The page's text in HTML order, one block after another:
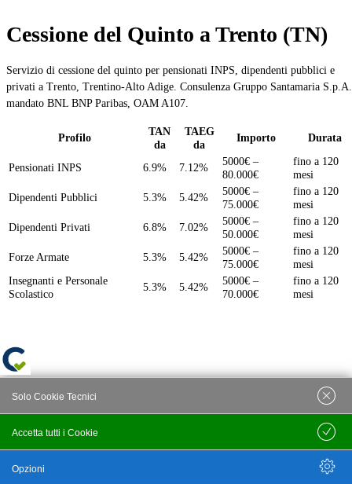
Cessione del Quinto a Trento (TN)
Servizio di cessione del quinto per pensionati INPS, dipendenti pubblici e
privati a Trento, Trentino-Alto Adige. Consulenza Gruppo Santamaria
mandato BNL BNP Paribas, OAM A107.
Profilo
TAN
da
TAEG
da
Importo Durata
Pensionati INPS 6.9% 7.12%
5000€ –
80.000€
fino a 120
mesi
Dipendenti Pubblici
5.3% 5.42%
5000€ –
75.000€
fino a 120
mesi
Dipendenti Privati
6.8% 7.02%
5000€ –
50.000€
fino a 120
mesi
Forze Armate
5.3% 5.42%
5000€ –
75.000€
fino a 120
mesi
Insegnanti e Personale
Scolastico
5.3% 5.42%
5000€ –
70.000€
fino a 120
mesi
Accetta tutti i Cookie
Solo Cookie Tecnici
Salva
Opzioni